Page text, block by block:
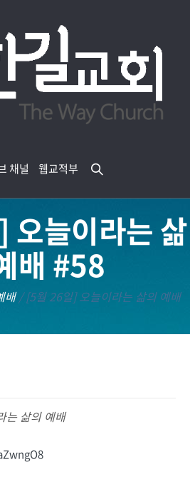
채널 웹교적부
늘이라는 삶
배 #58
배 /[5월 26일] 오늘이라는 삶의 예배
는 삶의 예배